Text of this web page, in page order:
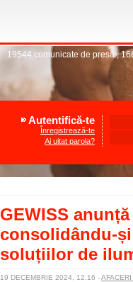
19544 comunicate de presă,
Autentifică-te
Înregistrează-te
Ai uitat parola?
GEWISS
consolidându-
soluțiilor de
19 DECEMBRIE 2024, 12.16 -AFACERI